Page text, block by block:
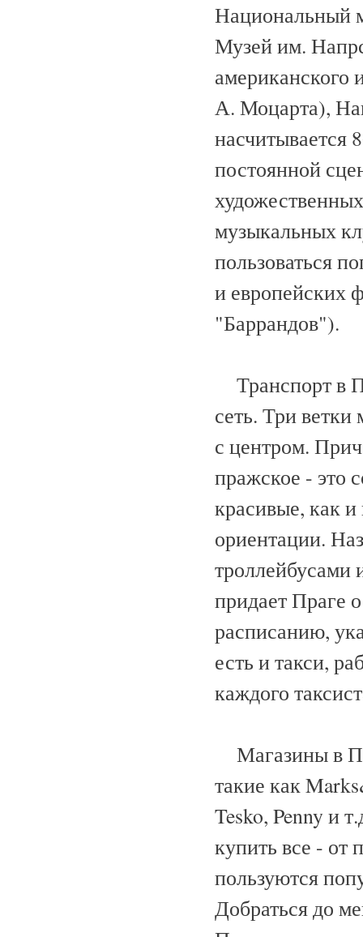
Национальный
Музей им.
американского
А. Моцарта),
насчитывается
постоянной
музыкальных
пользоваться
и европейских
"Баррандов").
Транспорт в
сеть. Три
с центром.
пражское - это
красивые, как
ориентации.
троллейбусами
придает Праге
расписанию,
есть и такси,
каждого
Магазины в
такие как
Tesko, Penny и
купить все - от
пользуются
Добраться до